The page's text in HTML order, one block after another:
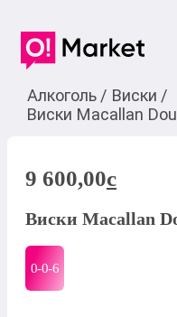
Алкоголь / Виски /
Виски Macallan
9 600,00c
Виски Macallan
0-0-6